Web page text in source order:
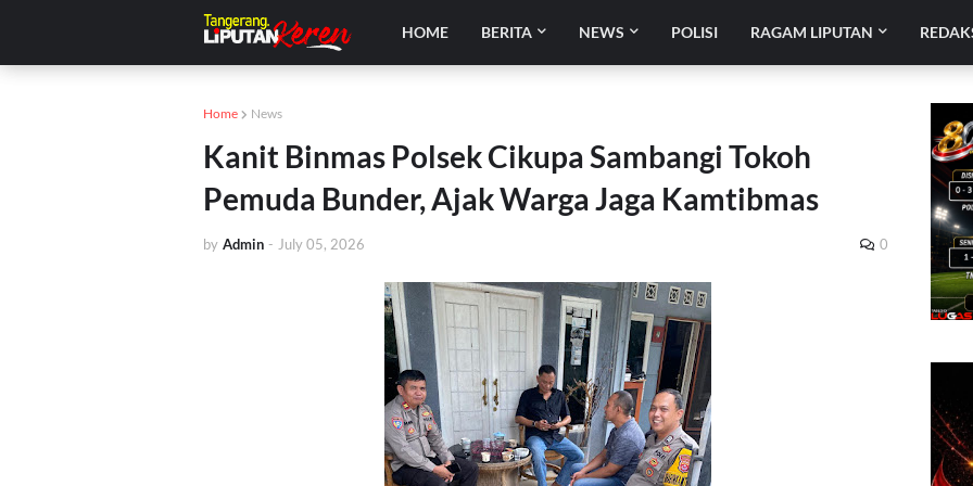
HOME BERITA NEWS POLISI RAGAM LIPUTAN
Home News
Kanit Binmas Polsek Cikupa Sambangi Tokoh
Pemuda Bunder, Ajak Warga Jaga Kamtibmas
by Admin - July 05, 2026 0